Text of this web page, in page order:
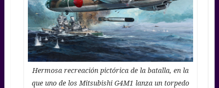
Hermosa recreación pictórica de la batalla, en la
que uno de los Mitsubishi G4M1 lanza un torpedo